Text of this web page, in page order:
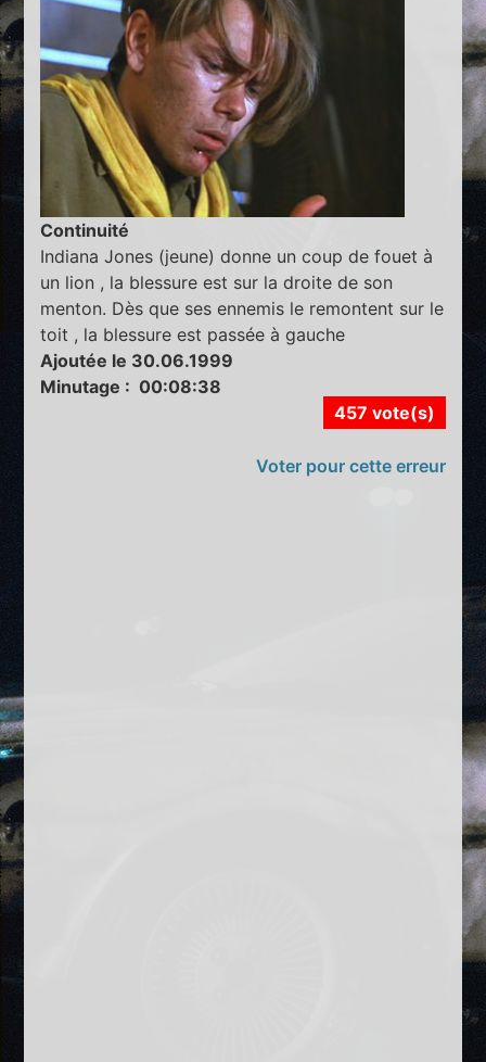
Continuité
Indiana Jones (jeune) donne un coup de fouet à
un lion , la blessure est sur la droite de son
menton. Dès que ses ennemis le remontent sur le
toit , la blessure est passée à gauche
Ajoutée le 30.06.1999
Minutage : 00:08:38
457 vote(s)
Voter pour cette erreur